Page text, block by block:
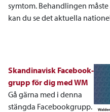
symtom. Behandlingen
kan du se det aktuella
Skandinavisk Facebook-
grupp för dig med WM
Gå gärna med i denna
stängda Facebookgrupp.